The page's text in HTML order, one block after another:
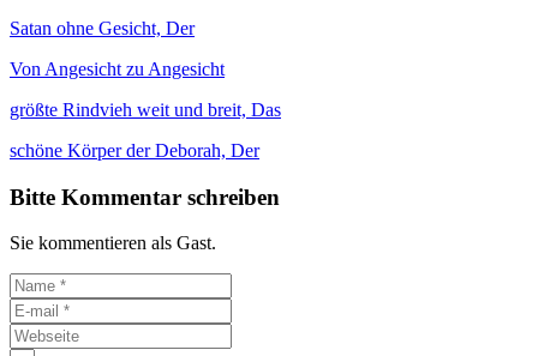
Satan ohne Gesicht, Der
Von Angesicht zu Angesicht
größte Rindvieh weit und breit, Das
schöne Körper der Deborah, Der
Bitte Kommentar schreiben
Sie kommentieren als Gast.